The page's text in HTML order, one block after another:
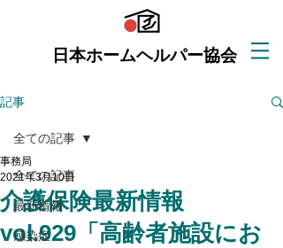
日本ホームヘルパー協会
記事
全ての記事
最新情報
感染症
全ての記事
介護保険最新情報
vol.929「高齢者施設にお
事務局
2021年3月10日